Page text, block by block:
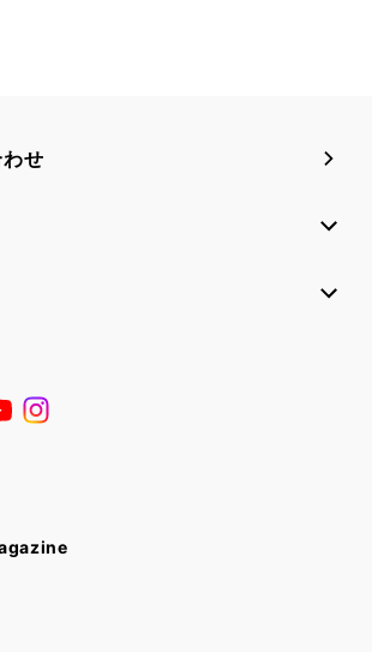
せ
YouTube